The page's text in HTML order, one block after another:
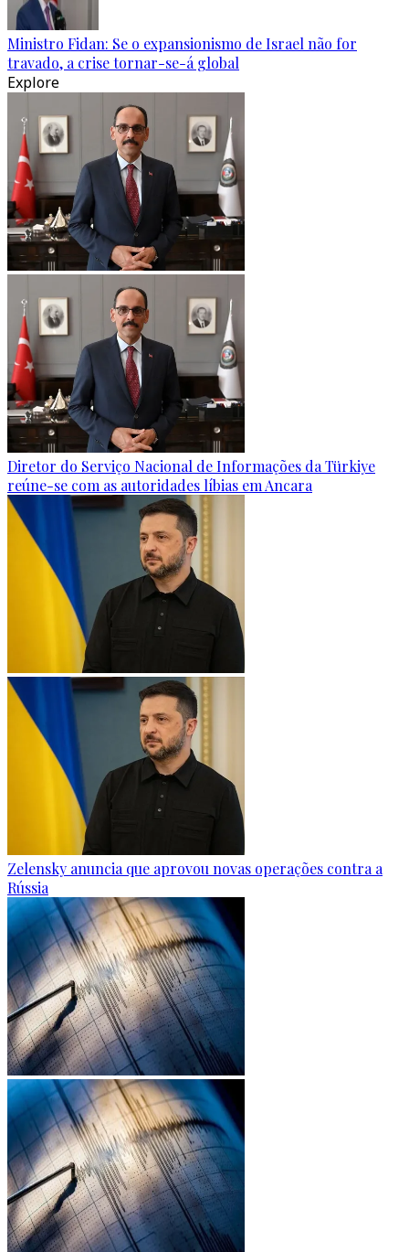
Ministro Fidan: Se o expansionismo de Israel não for
travado, a crise tornar-se-á global
Explore
Diretor do Serviço Nacional de Informações da Türkiye
reúne-se com as autoridades líbias em Ancara
Zelensky anuncia que aprovou novas operações contra a
Rússia